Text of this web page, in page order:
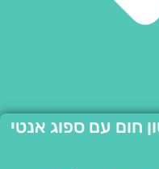
חום עם ספוג אנטי